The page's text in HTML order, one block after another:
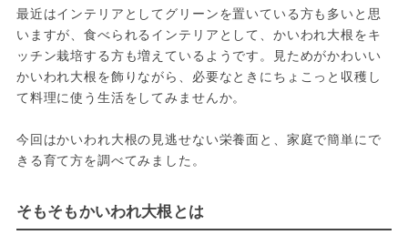
最近はインテリアとしてグリーンを置いている方も多いと思
いますが、食べられるインテリアとして、かいわれ大根をキ
ッチン栽培する方も増えているようです。見ためがかわいい
かいわれ大根を飾りながら、必要なときにちょこっと収穫し
て料理に使う生活をしてみませんか。
今回はかいわれ大根の見逃せない栄養面と、家庭で簡単にで
きる育て方を調べてみました。
そもそもかいわれ大根とは